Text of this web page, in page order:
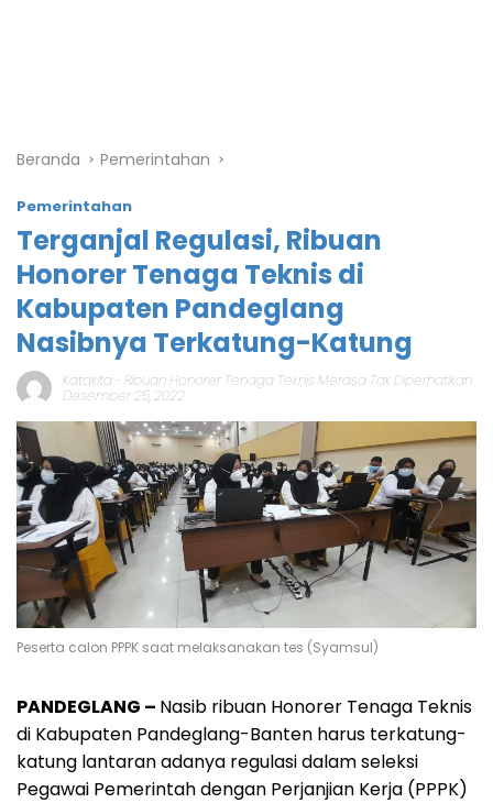
Beranda Pemerintahan
Pemerintahan
Terganjal Regulasi, Ribuan
Honorer Tenaga Teknis di
Kabupaten Pandeglang
Nasibnya Terkatung-Katung
Katakita- Ribuan Honorer Tenaga Teknis Merasa Tak Diperhatikan
Desember 25, 2022
Peserta calon PPPK saat melaksanakan tes (Syamsul)
PANDEGLANG – Nasib ribuan Honorer Tenaga Teknis
di Kabupaten Pandeglang-Banten harus terkatung-
katung lantaran adanya regulasi dalam seleksi
Pegawai Pemerintah dengan Perjanjian Kerja (PPPK)